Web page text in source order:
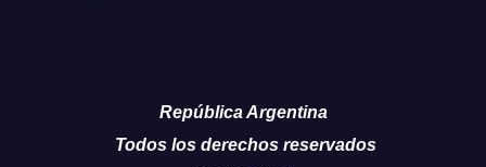
República Argentina
Todos los derechos reservados